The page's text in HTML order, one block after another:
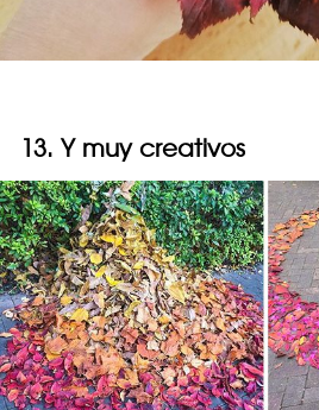
13. Y muy creativos